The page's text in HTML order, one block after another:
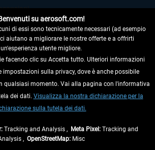
su aerosoft.com!
di essi sono tecnicamente necessari (ad esempio
aiutano a migliorare le nostre offerte e a offrirti
un'esperienza utente migliore.
facendo clic su Accetta tutto. Ulteriori informazioni
impostazioni sulla privacy, dove è anche possibile
qualsiasi momento. Vai alla pagina con l'informativa
dei dati. Visualizza la nostra dichiarazione per la
sulla tutela dei dati.
Tracking and Analysis , Meta Pixel: Tracking and
, OpenStreetMap:Misc